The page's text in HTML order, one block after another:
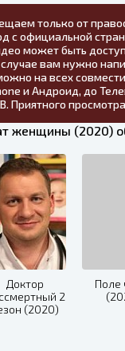
только от
с официальной
может быть
вам нужно
на всех
и Андроид, до
Приятного
женщины (2020)
Доктор
2
(2020)
Поле